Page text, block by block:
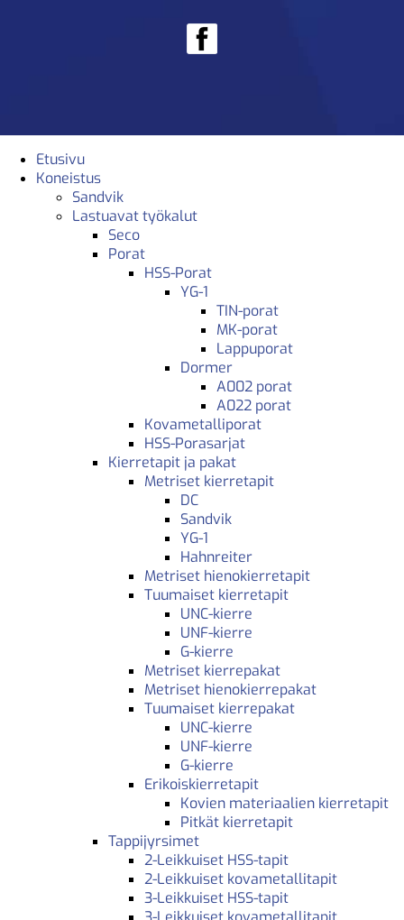
Etusivu
Koneistus
Sandvik
Lastuavat työkalut
Seco
Porat
HSS-Porat
YG-1
TIN-porat
MK-porat
Lappuporat
Dormer
A002 porat
A022 porat
Kovametalliporat
HSS-Porasarjat
Kierretapit ja pakat
Metriset kierretapit
DC
Sandvik
YG-1
Hahnreiter
Metriset hienokierretapit
Tuumaiset kierretapit
UNC-kierre
UNF-kierre
G-kierre
Metriset kierrepakat
Metriset hienokierrepakat
Tuumaiset kierrepakat
UNC-kierre
UNF-kierre
G-kierre
Erikoiskierretapit
Kovien materiaalien kierretapit
Pitkät kierretapit
Tappijyrsimet
2-Leikkuiset HSS-tapit
2-Leikkuiset kovametallitapit
3-Leikkuiset HSS-tapit